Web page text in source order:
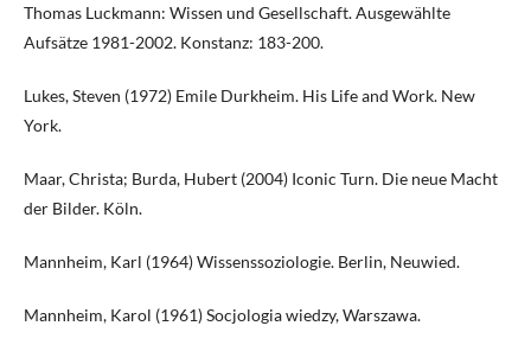
Thomas Luckmann: Wissen und Gesellschaft. Ausgewählte
Aufsätze 1981-2002. Konstanz: 183-200.
Lukes, Steven (1972) Emile Durkheim. His Life and Work. New
York.
Maar, Christa; Burda, Hubert (2004) Iconic Turn. Die neue Macht
der Bilder. Köln.
Mannheim, Karl (1964) Wissenssoziologie. Berlin, Neuwied.
Mannheim, Karol (1961) Socjologia wiedzy, Warszawa.